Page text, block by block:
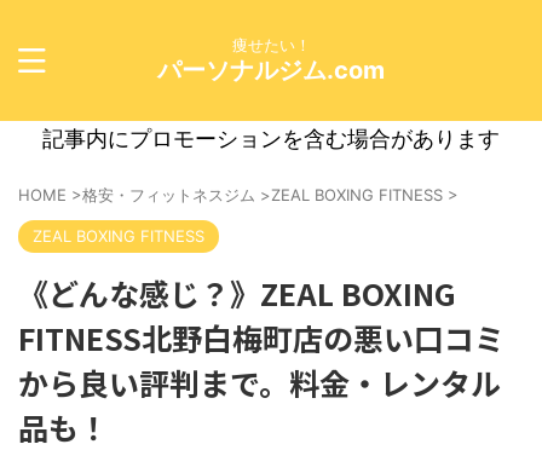
痩せたい！
パーソナルジム.com
記事内にプロモーションを含む場合があります
HOME >格安・フィットネスジム >ZEAL BOXING FITNESS >
ZEAL BOXING FITNESS
《どんな感じ？》ZEAL BOXING
FITNESS北野白梅町店の悪い口コミ
から良い評判まで。料金・レンタル
品も！